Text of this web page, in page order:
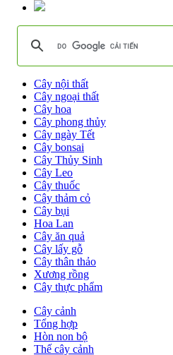
Cây nội thất
Cây ngoại thất
Cây hoa
Cây phong thủy
Cây ngày Tết
Cây bonsai
Cây Thủy Sinh
Cây Leo
Cây thuốc
Cây thảm cỏ
Cây bụi
Hoa Lan
Cây ăn quả
Cây lấy gỗ
Cây thân thảo
Xương rồng
Cây thực phẩm
Cây cảnh
Tổng hợp
Hòn non bộ
Thế cây cảnh